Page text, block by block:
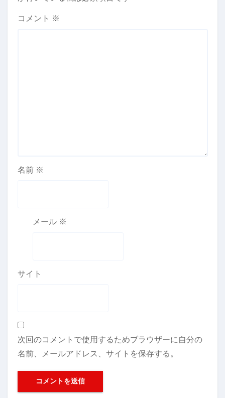
コメント ※
名前 ※
メール ※
サイト
次回のコメントで使用するためブラウザーに自分の
名前、メールアドレス、サイトを保存する。